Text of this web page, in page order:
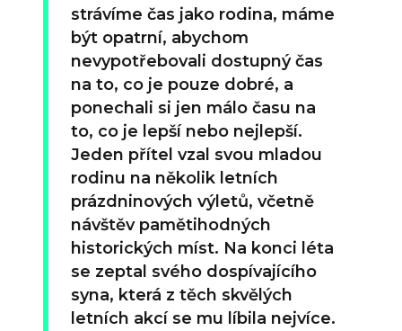
strávíme čas jako rodina, máme
být opatrní, abychom
nevypotřebovali dostupný čas
na to, co je pouze dobré, a
ponechali si jen málo času na
to, co je lepší nebo nejlepší.
Jeden přítel vzal svou mladou
rodinu na několik letních
prázdninových výletů, včetně
návštěv pamětihodných
historických míst. Na konci léta
se zeptal svého dospívajícího
syna, která z těch skvělých
letních akcí se mu líbila nejvíce.